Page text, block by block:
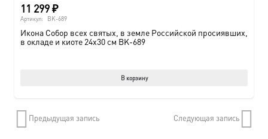
11 299₽
Артикул: BK-689
Икона Собор всех святых, в земле Российской просиявших,
в окладе и киоте 24х30 см BK-689
В корзину
Предыдущая запись Следующая запись